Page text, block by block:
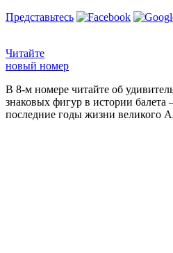
Представьтесь
Читайте
новый номер
В 8-м номере читайте об
знаковых фигур в истории
последние годы жизни великого